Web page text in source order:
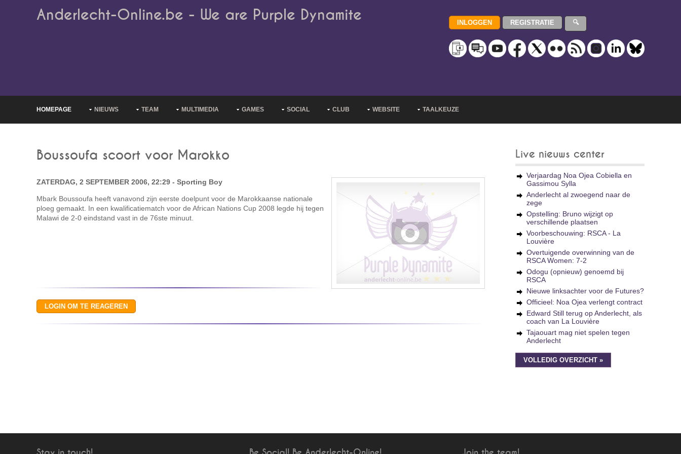
Anderlecht-Online.be - We are Purple Dynamite
HOMEPAGE NIEUWS TEAM MULTIMEDIA GAMES SOCIAL CLUB WEBSITE TAALKEUZE
Boussoufa scoort voor Marokko
ZATERDAG, 2 SEPTEMBER 2006, 22:29 - Sporting Boy
Mbark Boussoufa heeft vanavond zijn eerste doelpunt voor de Marokkaanse nationale
ploeg gemaakt. In een kwalificatiematch voor de African Nations Cup 2008 legde hij tegen
Malawi de 2-0 eindstand vast in de 76ste minuut.
Live nieuws center
Verjaardag Noa Ojea Cobiella en
Gassimou Sylla
Anderlecht al zwoegend naar de
zege
Opstelling: Bruno wijzigt op
verschillende plaatsen
Voorbeschouwing: RSCA - La
Louvière
Overtuigende overwinning van de
RSCA Women: 7-2
Odogu (opnieuw) genoemd bij
RSCA
Nieuwe linksachter voor de Futures?
Officieel: Noa Ojea verlengt contract
Edward Still terug op Anderlecht, als
coach van La Louvière
Tajaouart mag niet spelen tegen
Anderlecht
VOLLEDIG OVERZICHT »